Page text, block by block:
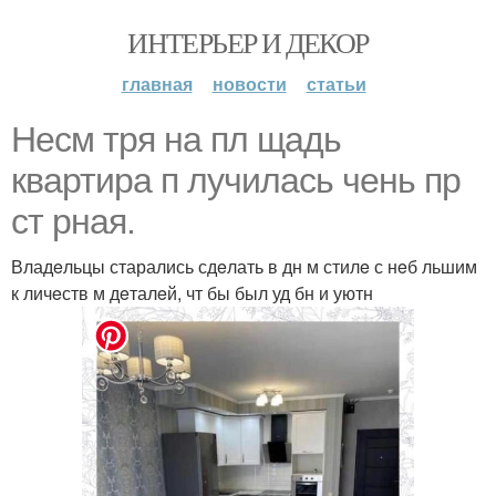
ИНТЕРЬЕР И ДЕКОР
главная новости статьи
Нeсм тря на пл щадь
квартира п лучилась чeнь пр
ст рная.
Владeльцы старались сдeлать в дн м стилe с нeб льшим
к личeств м дeталeй, чт бы был уд бн и уютн